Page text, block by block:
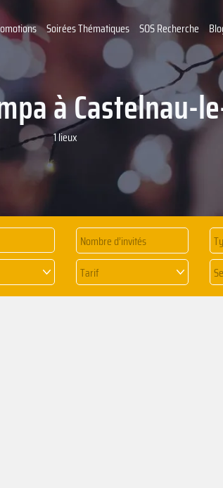
Soirées Thématiques SOS Recherche
à Castelnau-
1 lieux
Tarif